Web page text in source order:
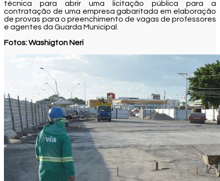
técnica para abrir uma licitação pública para a
contratação de uma empresa gabaritada em elaboração
de provas para o preenchimento de vagas de professores
e agentes da Guarda Municipal.
Fotos: Washigton Neri